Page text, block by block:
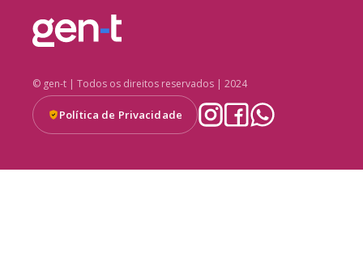
© gen-t | Todos os direitos reservados | 2024
Política de Privacidade